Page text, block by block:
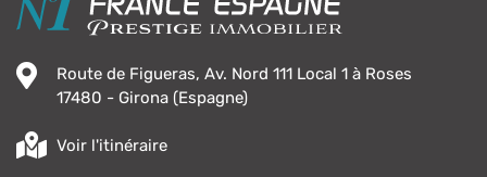
Route de Figueras, Av. Nord 111 Local 1 à Roses
17480 - Girona (Espagne)
Voir l'itinéraire